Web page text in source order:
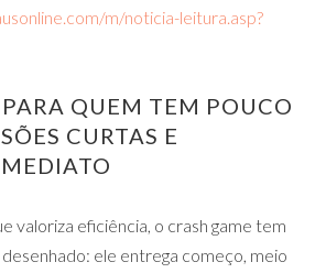
m/noticia-leitura.asp?
QUEM TEM POUCO
CURTAS E
valoriza eficiência, o crash game tem
ele entrega começo, meio